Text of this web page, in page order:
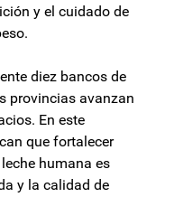
y el cuidado de
diez bancos de
provincias avanzan
En este
que fortalecer
humana es
y la calidad de